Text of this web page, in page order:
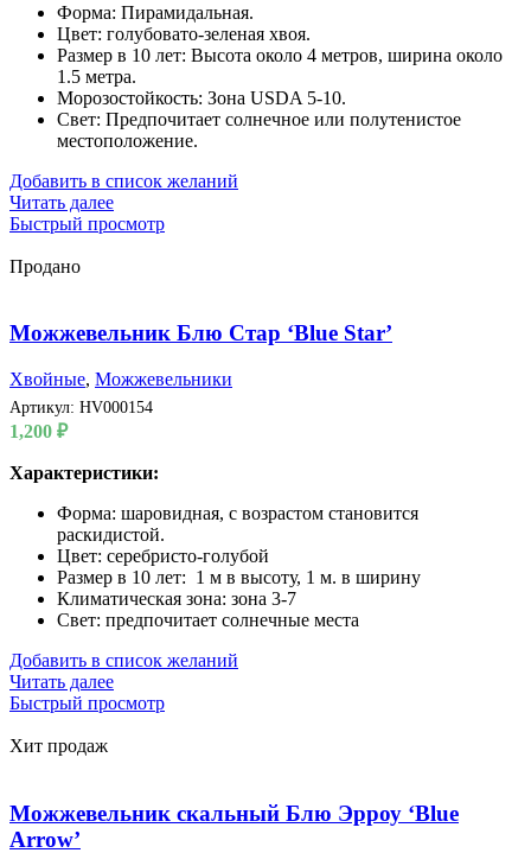
Форма: Пирамидальная.
Цвет: голубовато-зеленая хвоя.
Размер в 10 лет: Высота около 4 метров, ширина около
1.5 метра.
Морозостойкость: Зона USDA 5-10.
Свет: Предпочитает солнечное или полутенистое
местоположение.
Добавить в список желаний
Читать далее
Быстрый просмотр
Продано
Можжевельник Блю Стар ‘Blue Star’
Хвойные, Можжевельники
Артикул: HV000154
1,200 ₽
Характеристики:
Форма: шаровидная, с возрастом становится
раскидистой.
Цвет: серебристо-голубой
Размер в 10 лет: 1 м в высоту, 1 м. в ширину
Климатическая зона: зона 3-7
Свет: предпочитает солнечные места
Добавить в список желаний
Читать далее
Быстрый просмотр
Хит продаж
Можжевельник скальный Блю Эрроу ‘Blue
Arrow’